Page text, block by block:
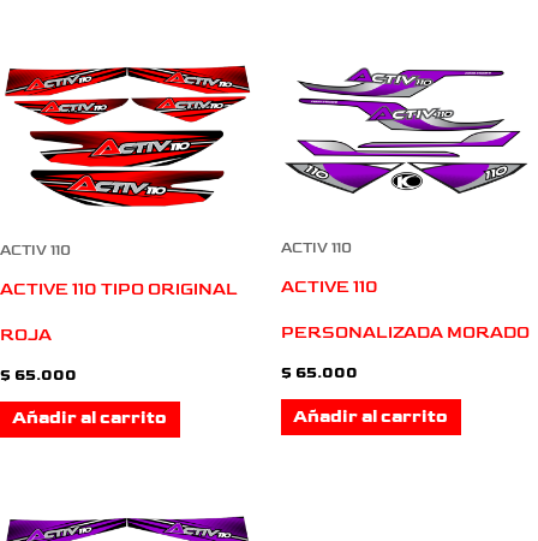
ACTIV 110
ACTIVE 110 TIPO ORIGINAL
ROJA
$ 65.000
Añadir al carrito
ACTIV 110
ACTIVE 110
PERSONALIZADA MORADO
$ 65.000
Añadir al carrito